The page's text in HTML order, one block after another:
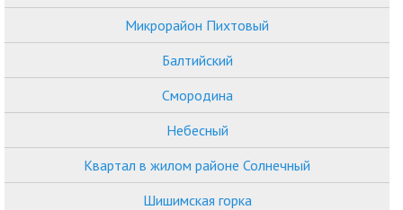
Микрорайон Пихтовый
Балтийский
Смородина
Небесный
Квартал в жилом районе Солнечный
Шишимская горка